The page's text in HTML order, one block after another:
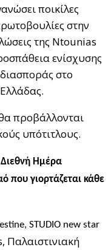
ποικίλες
στην
της Ntounias
ενίσχυσης
στο
προβάλλονται
υπότιτλους.
Ημέρα
που γιορτάζεται κάθε
STUDIO new star
Παλαιστινιακή